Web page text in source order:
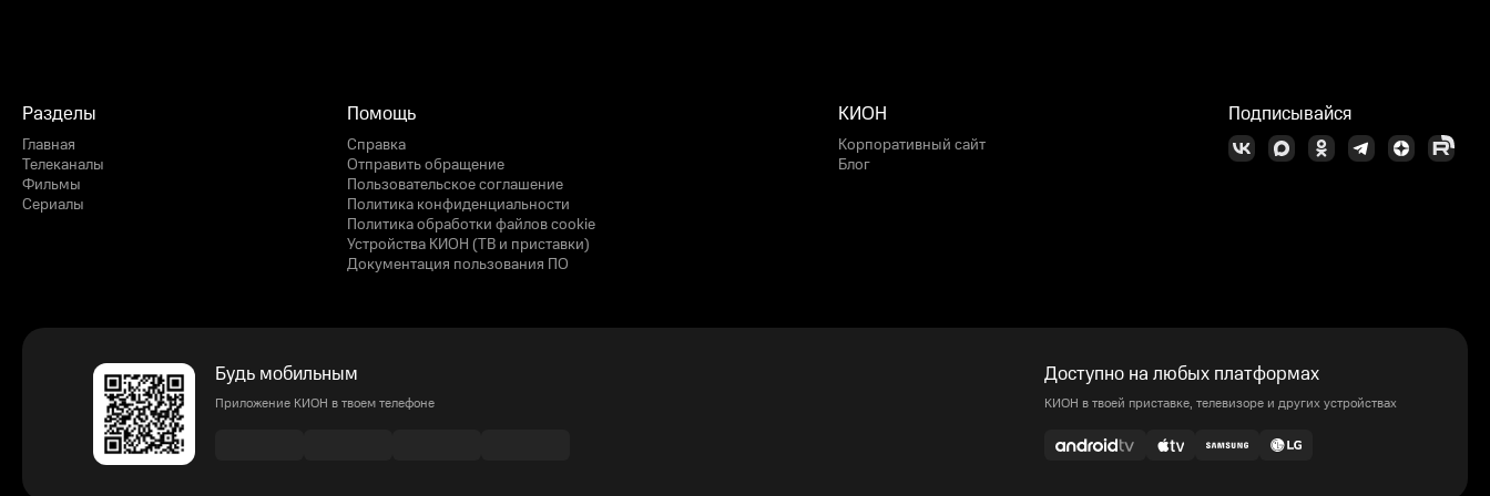
Разделы
Главная
Телеканалы
Фильмы
Сериалы
Помощь
Справка
Отправить обращение
Пользовательское соглашение
Политика конфиденциальности
Политика обработки файлов cookie
Устройства КИОН (ТВ и приставки)
Документация пользования ПО
КИОН
Корпоративный сайт
Блог
Подписывайся
Будь мобильным
Приложение КИОН в твоем телефоне
Доступно на любых платформах
КИОН в твоей приставке, телевизоре и других устройствах